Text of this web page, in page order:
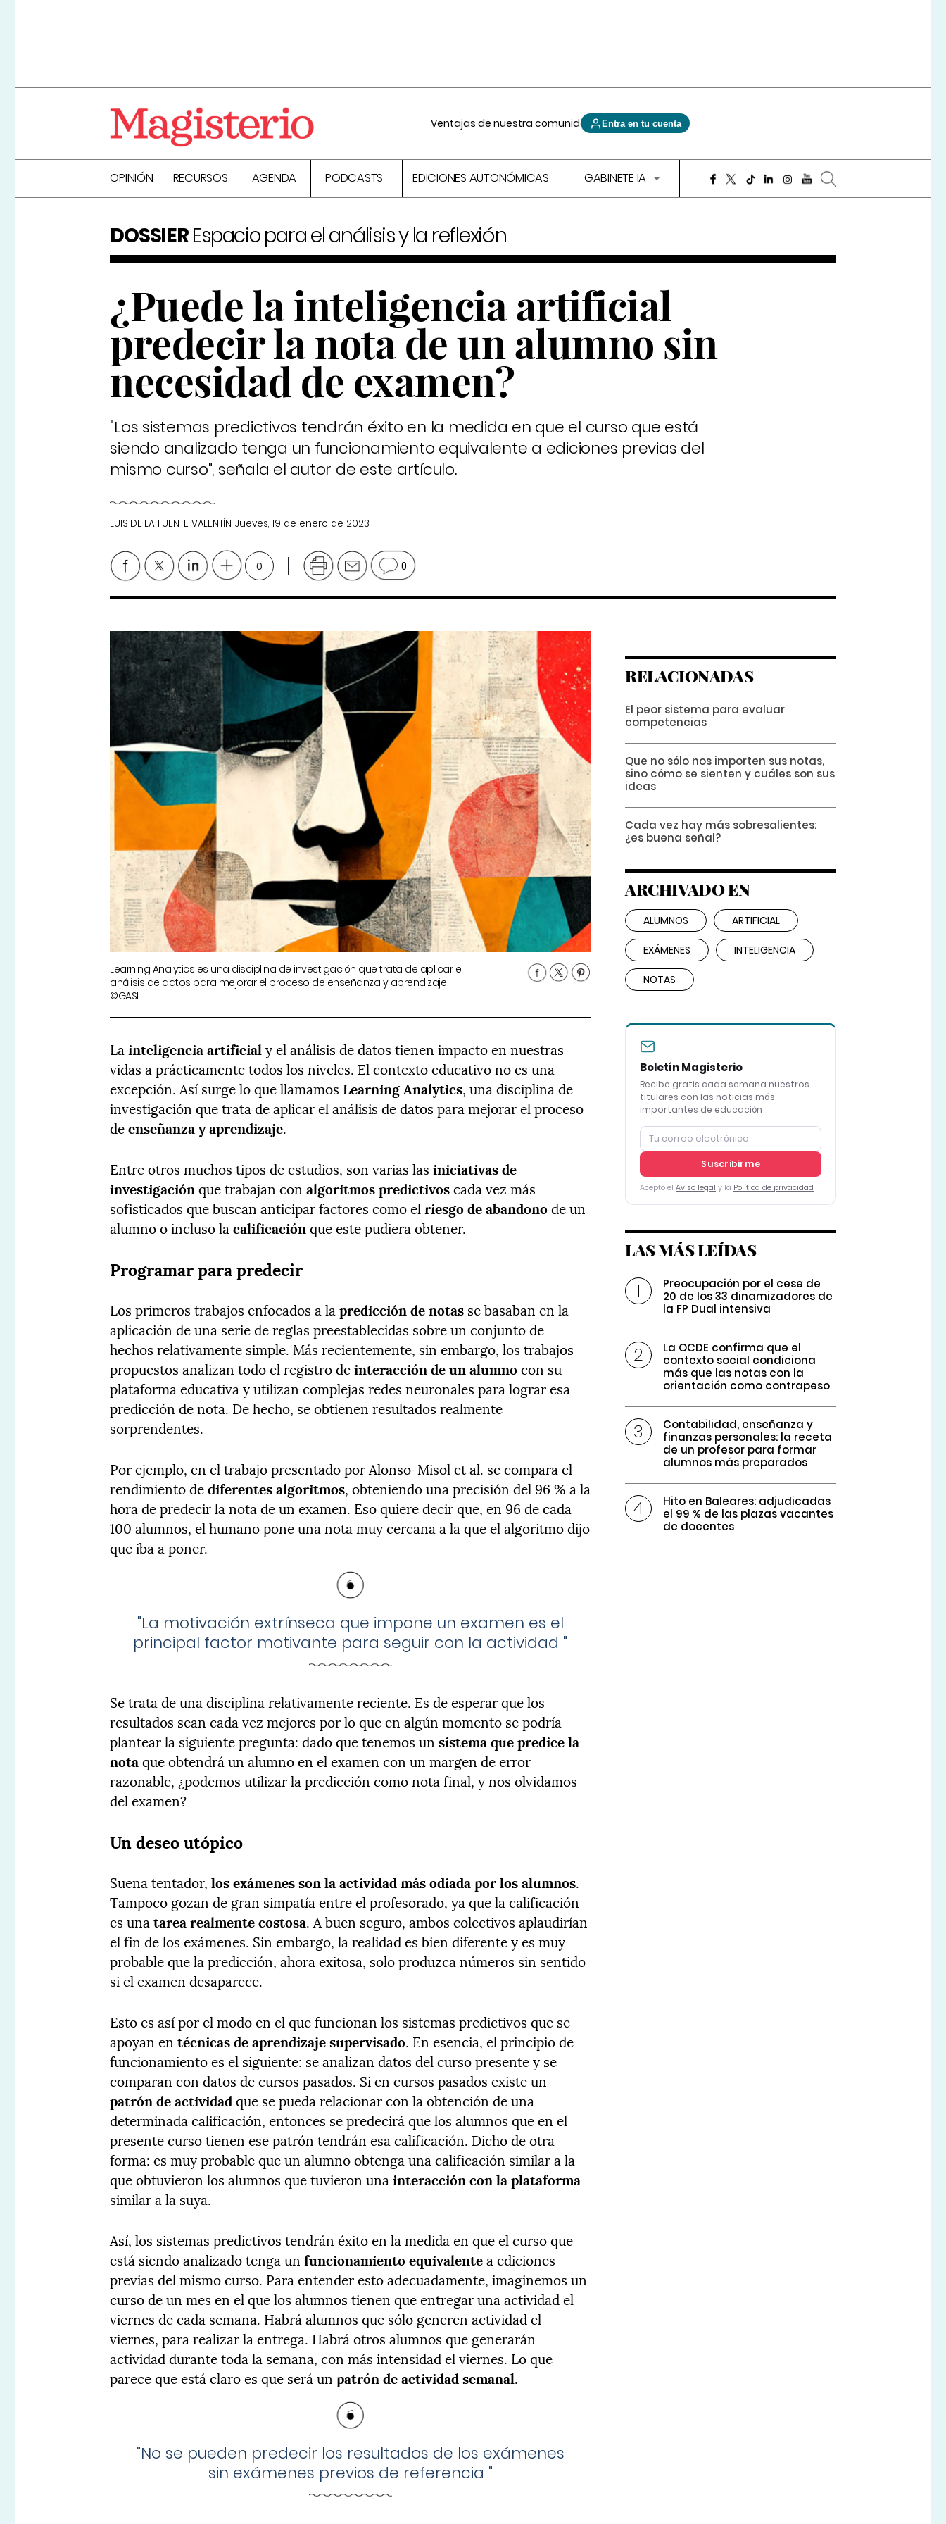
Ventajas de nuestra comunidad Entra en tu cuenta
OPINIÓN RECURSOS AGENDA PODCASTS EDICIONES AUTONÓMICAS GABINETE IA
DOSSIEREspacio para el análisis y la reflexión
¿Puede la inteligencia artificial
predecir la nota de un alumno sin
necesidad de examen?
"Los sistemas predictivos tendrán éxito en la medida en que el curso que está
siendo analizado tenga un funcionamiento equivalente a ediciones previas del
mismo curso", señala el autor de este artículo.
LUIS DE LA FUENTE VALENTÍN Jueves, 19 de enero de 2023
0 0
Learning Analytics es una disciplina de investigación que trata de aplicar el
análisis de datos para mejorar el proceso de enseñanza y aprendizaje |
©GASI
Lainteligencia artificialy el análisis de datos tienen impacto en nuestras
vidas a prácticamente todos los niveles. El contexto educativo no es una
excepción. Así surge lo que llamamos Learning Analytics, una disciplina de
investigación que trata de aplicar el análisis de datos para mejorar el proceso
deenseñanza y aprendizaje.
Entre otros muchos tipos de estudios, son varias lasiniciativas de
investigaciónque trabajan conalgoritmos predictivoscada vez más
sofisticados que buscan anticipar factores como elriesgo de abandonode un
alumno o incluso lacalificaciónque este pudiera obtener.
Programar para predecir
Los primeros trabajos enfocados a lapredicción de notas se basaban en la
aplicación de una serie de reglas preestablecidas sobre un conjunto de
hechos relativamente simple. Más recientemente, sin embargo, los trabajos
propuestos analizan todo el registro deinteracción de un alumnocon su
plataforma educativa y utilizan complejas redes neuronales para lograr esa
predicción de nota. De hecho, se obtienen resultados realmente
sorprendentes.
Por ejemplo, en el trabajo presentado por Alonso-Misol et al. se compara el
rendimiento dediferentes algoritmos, obteniendo una precisión del 96 % a la
hora de predecir la nota de un examen. Eso quiere decir que, en 96 de cada
100 alumnos, el humano pone una nota muy cercana a la que el algoritmo dijo
que iba a poner.
"La motivación extrínseca que impone un examen es el
principal factor motivante para seguir con la actividad "
Se trata de una disciplina relativamente reciente. Es de esperar que los
resultados sean cada vez mejores por lo que en algún momento se podría
plantear la siguiente pregunta: dado que tenemos unsistema que predice la
notaque obtendrá un alumno en el examen con un margen de error
razonable, ¿podemos utilizar la predicción como nota final, y nos olvidamos
del examen?
Un deseo utópico
Suena tentador,los exámenes son la actividad más odiada por los alumnos.
Tampoco gozan de gran simpatía entre el profesorado, ya que la calificación
es unatarea realmente costosa. A buen seguro, ambos colectivos aplaudirían
el fin de los exámenes. Sin embargo, la realidad es bien diferente y es muy
probable que la predicción, ahora exitosa, solo produzca números sin sentido
si el examen desaparece.
Esto es así por el modo en el que funcionan los sistemas predictivos que se
apoyan entécnicas de aprendizaje supervisado. En esencia, elprincipio de
funcionamiento es el siguiente: se analizan datos del curso presente y se
comparan con datos de cursos pasados. Si en cursos pasados existe un
patrón de actividadque se pueda relacionar con la obtención de una
determinada calificación, entonces se predecirá que los alumnos que en el
presente curso tienen ese patrón tendrán esa calificación. Dicho de otra
forma: es muy probable que un alumno obtenga una calificación similar a la
que obtuvieron los alumnos que tuvieron unainteracción con la plataforma
similar a la suya.
Así, los sistemas predictivos tendrán éxito en la medida en que el curso que
está siendo analizado tenga unfuncionamiento equivalentea ediciones
previas del mismo curso. Para entender esto adecuadamente, imaginemos un
curso de un mes en el que los alumnos tienen que entregar una actividad el
viernes de cada semana. Habrá alumnos que sólo generen actividad el
viernes, para realizar la entrega. Habrá otros alumnos que generarán
actividad durante toda la semana, con más intensidad el viernes. Lo que
parece que está claro es que será unpatrón de actividad semanal.
"No se pueden predecir los resultados de los exámenes
sin exámenes previos de referencia "
RELACIONADAS
El peor sistema para evaluar
competencias
Que no sólo nos importen sus notas,
sino cómo se sienten y cuáles son sus
ideas
Cada vez hay más sobresalientes:
¿es buena señal?
ARCHIVADO EN
ALUMNOS ARTIFICIAL
EXÁMENES INTELIGENCIA
NOTAS
Boletín Magisterio
Recibe gratis cada semana nuestros
titulares con las noticias más
importantes de educación
Suscribirme
Acepto el Aviso legal y la Política de privacidad
LAS MÁS LEÍDAS
Preocupación por el cese de
20 de los 33 dinamizadores de
la FP Dual intensiva
La OCDE confirma que el
contexto social condiciona
más que las notas con la
orientación como contrapeso
Contabilidad, enseñanza y
finanzas personales: la receta
de un profesor para formar
alumnos más preparados
Hito en Baleares: adjudicadas
el 99 % de las plazas vacantes
de docentes